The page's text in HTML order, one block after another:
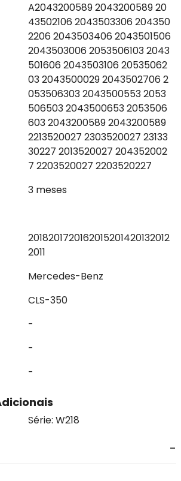
A2043200589 2043200589 20
43502106 2043503306 204350
2206 2043503406 2043501506
2043503006 2053506103 2043
501606 2043503106 20535062
03 2043500029 2043502706 2
053506303 2043500553 2053
506503 2043500653 2053506
603 2043200589 2043200589
2213520027 2303520027 23133
30227 2013520027 204352002
7 2203520027 2203520227
3 meses
2018201720162015201420132012
2011
Mercedes-Benz
CLS-350
-
-
-
Série: W218